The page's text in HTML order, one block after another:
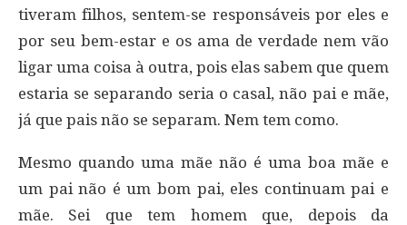
tiveram filhos, sentem-se responsáveis por eles e
por seu bem-estar e os ama de verdade nem vão
ligar uma coisa à outra, pois elas sabem que quem
estaria se separando seria o casal, não pai e mãe,
já que pais não se separam. Nem tem como.
Mesmo quando uma mãe não é uma boa mãe e
um pai não é um bom pai, eles continuam pai e
mãe. Sei que tem homem que, depois da